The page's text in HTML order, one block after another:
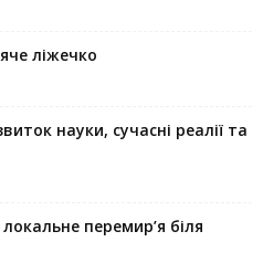
ліжечко
науки, сучасні реалії та
перемир’я біля